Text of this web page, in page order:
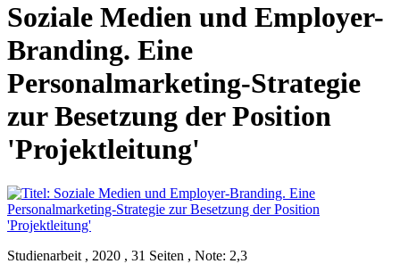
Soziale Medien und Employer-
Branding. Eine
Personalmarketing-Strategie
zur Besetzung der Position
'Projektleitung'
Studienarbeit , 2020 , 31 Seiten , Note: 2,3